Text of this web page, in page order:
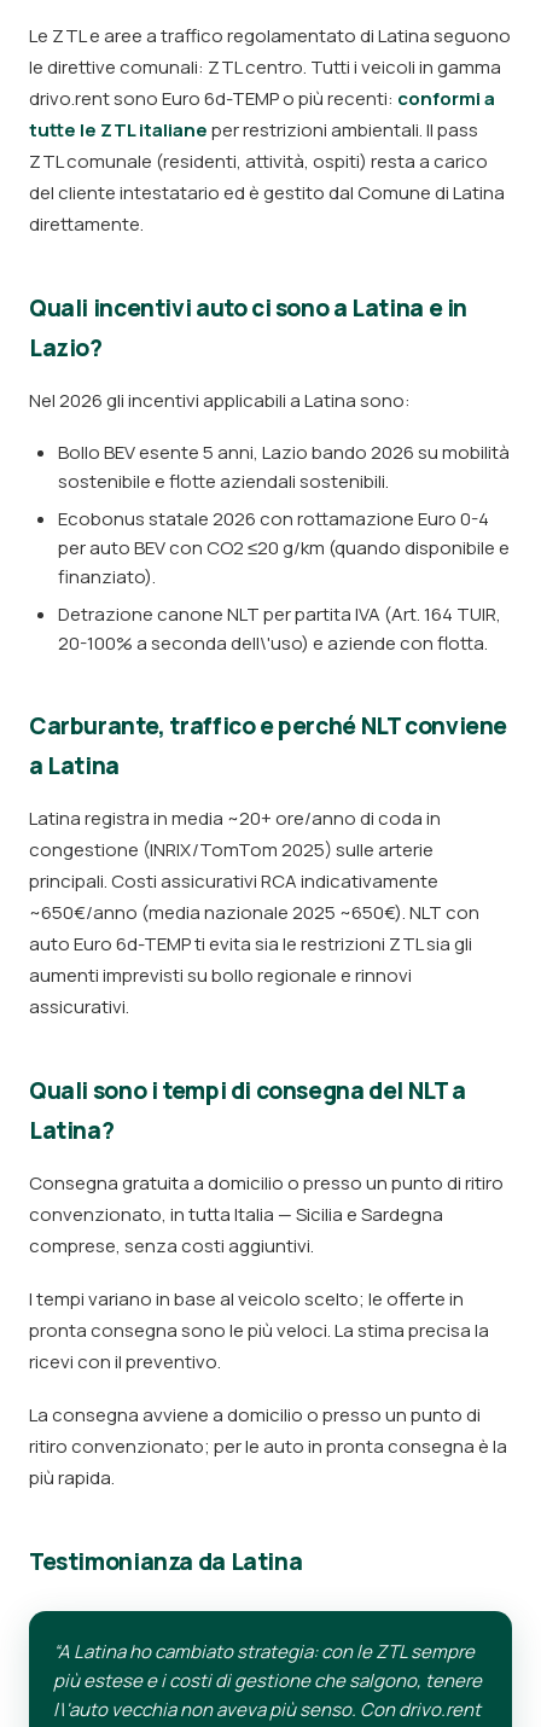
Le ZTL e aree a traffico regolamentato di Latina seguono
le direttive comunali: ZTL centro. Tutti i veicoli in gamma
drivo.rent sono Euro 6d-TEMP o più recenti: conformi a
tutte le ZTL italianeper restrizioni ambientali. Il pass
ZTL comunale (residenti, attività, ospiti) resta a carico
del cliente intestatario ed è gestito dal Comune di Latina
direttamente.
Quali incentivi auto ci sono a Latina e in
Lazio?
Nel 2026 gli incentivi applicabili a Latina sono:
Bollo BEV esente 5 anni, Lazio bando 2026 su mobilità
sostenibile e flotte aziendali sostenibili.
Ecobonus statale 2026 con rottamazione Euro 0-4
per auto BEV con CO2 ≤20 g/km (quando disponibile e
finanziato).
Detrazione canone NLT per partita IVA (Art. 164 TUIR,
20-100% a seconda dell\'uso) e aziende con flotta.
Carburante, traffico e perché NLT conviene
a Latina
Latina registra in media ~20+ ore/anno di coda in
congestione (INRIX/TomTom 2025) sulle arterie
principali. Costi assicurativi RCA indicativamente
~650€/anno (media nazionale 2025 ~650€). NLT con
auto Euro 6d-TEMP ti evita sia le restrizioni ZTL sia gli
aumenti imprevisti su bollo regionale e rinnovi
assicurativi.
Quali sono i tempi di consegna del NLT a
Latina?
Consegna gratuita a domicilio o presso un punto di ritiro
convenzionato, in tutta Italia — Sicilia e Sardegna
comprese, senza costi aggiuntivi.
I tempi variano in base al veicolo scelto; le offerte in
pronta consegna sono le più veloci. La stima precisa la
ricevi con il preventivo.
La consegna avviene a domicilio o presso un punto di
ritiro convenzionato; per le auto in pronta consegna è la
più rapida.
Testimonianza da Latina
“A Latina ho cambiato strategia: con le ZTL sempre
più estese e i costi di gestione che salgono, tenere
l\'auto vecchia non aveva più senso. Con drivo.rent